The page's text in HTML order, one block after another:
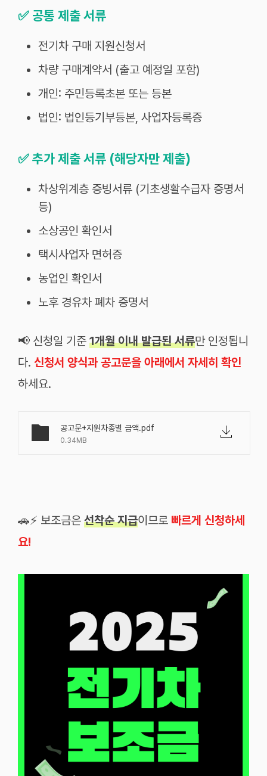
✅ 공통 제출 서류
전기차 구매 지원신청서
차량 구매계약서 (출고 예정일 포함)
개인: 주민등록초본 또는 등본
법인: 법인등기부등본, 사업자등록증
✅추가 제출 서류 (해당자만 제출)
차상위계층 증빙서류 (기초생활수급자 증명서
등)
소상공인 확인서
택시사업자 면허증
농업인 확인서
노후 경유차 폐차 증명서
📢 신청일 기준 1개월 이내 발급된 서류만 인정됩니
다. 신청서 양식과 공고문을 아래에서 자세히 확인
하세요.
공고문+지원차종별 금액.pdf
0.34MB
🚗⚡ 보조금은 선착순 지급이므로 빠르게 신청하세
요!